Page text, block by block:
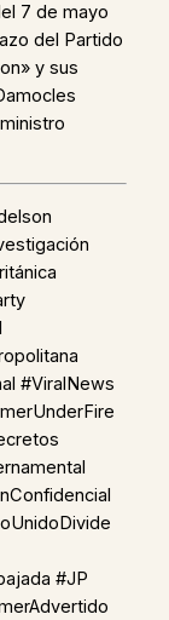
7 de mayo
del Partido
y sus
#ViralNews
#JP